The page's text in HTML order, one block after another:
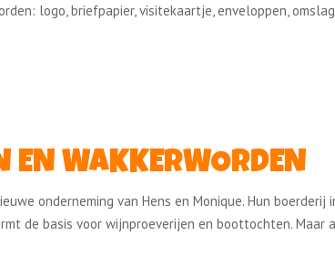
logo, briefpapier, visitekaartje, enveloppen,
EN WAKKERWORDEN
onderneming van Hens en Monique. Hun boerderij
de basis voor wijnproeverijen en boottochten.